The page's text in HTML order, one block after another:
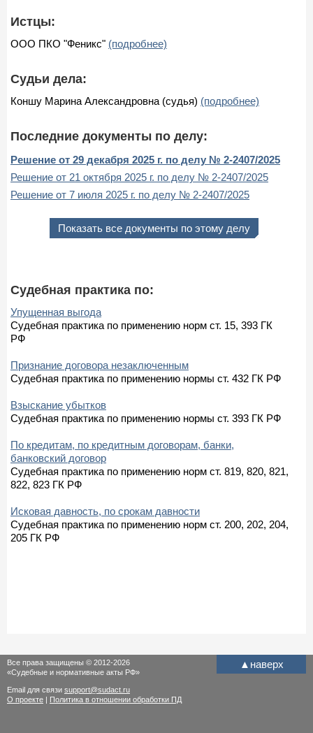
Истцы:
ООО ПКО "Феникс" (подробнее)
Судьи дела:
Коншу Марина Александровна (судья) (подробнее)
Последние документы по делу:
Решение от 29 декабря 2025 г. по делу № 2-2407/2025
Решение от 21 октября 2025 г. по делу № 2-2407/2025
Решение от 7 июля 2025 г. по делу № 2-2407/2025
Показать все документы по этому делу
Судебная практика по:
Упущенная выгода
Судебная практика по применению норм ст. 15, 393 ГК
РФ
Признание договора незаключенным
Судебная практика по применению нормы ст. 432 ГК РФ
Взыскание убытков
Судебная практика по применению нормы ст. 393 ГК РФ
По кредитам, по кредитным договорам, банки,
банковский договор
Судебная практика по применению норм ст. 819, 820, 821,
822, 823 ГК РФ
Исковая давность, по срокам давности
Судебная практика по применению норм ст. 200, 202, 204,
205 ГК РФ
▲ наверх
Все права защищены © 2012-2026
«Судебные и нормативные акты РФ»
Email для связи support@sudact.ru
О проекте | Политика в отношении обработки ПД